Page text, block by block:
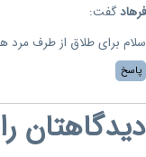
فرهادگفت:
سلام برای طلاق از طرف
پاسخ
دیدگاهتان